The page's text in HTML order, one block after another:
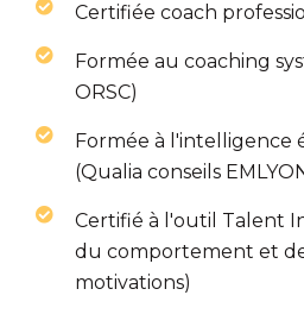
Certifiée coach
Formée au coaching
ORSC)
Formée à l'intelligence
(Qualia conseils
Certifié à l'outil Talent
du comportement et
motivations)